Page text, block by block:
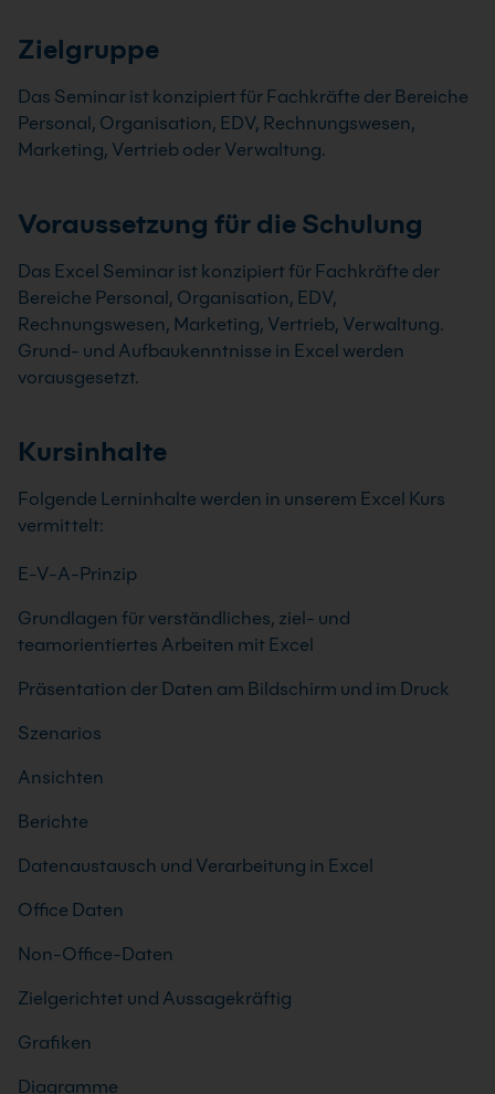
Zielgruppe
Das Seminar ist konzipiert für Fachkräfte der Bereiche
Personal, Organisation, EDV, Rechnungswesen,
Marketing, Vertrieb oder Verwaltung.
Voraussetzung für die Schulung
Das Excel Seminar ist konzipiert für Fachkräfte der
Bereiche Personal, Organisation, EDV,
Rechnungswesen, Marketing, Vertrieb, Verwaltung.
Grund- und Aufbaukenntnisse in Excel werden
vorausgesetzt.
Kursinhalte
Folgende Lerninhalte werden in unserem Excel Kurs
vermittelt:
E-V-A-Prinzip
Grundlagen für verständliches, ziel- und
teamorientiertes Arbeiten mit Excel
Präsentation der Daten am Bildschirm und im Druck
Szenarios
Ansichten
Berichte
Datenaustausch und Verarbeitung in Excel
Office Daten
Non-Office-Daten
Zielgerichtet und Aussagekräftig
Grafiken
Diagramme